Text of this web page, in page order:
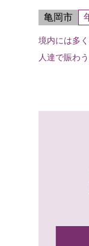
亀岡市
境内には多
人達で賑わ